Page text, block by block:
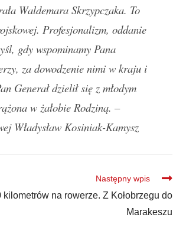
Waldemara Skrzypczaka. To
Profesjonalizm, oddanie
gdy wspominamy Pana
za dowodzenie nimi w kraju i
Generał dzielił się z młodym
w żałobie Rodziną. –
Władysław Kosiniak-Kamysz
Następny wpis
kilometrów na rowerze. Z Kołobrzegu do
Marakeszu